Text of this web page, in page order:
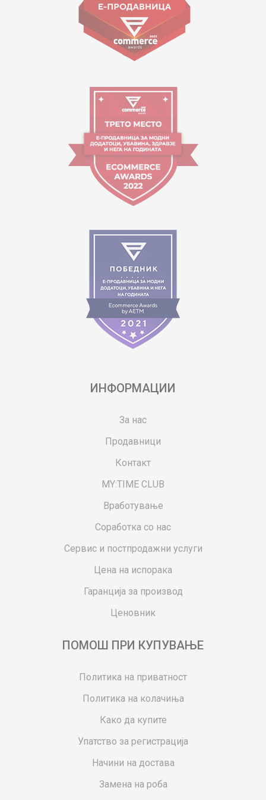
09:00 до 17:00
ИНФОРМАЦИИ
За нас
Продавници
Контакт
MY:TIME CLUB
Вработување
Соработка со нас
Сервис и постпродажни услуги
Цена на испорака
Гаранција за производ
Ценовник
ПОМОШ ПРИ КУПУВАЊЕ
Политика на приватност
Политика на колачиња
Како да купите
Упатство за регистрација
Начини на достава
Замена на роба